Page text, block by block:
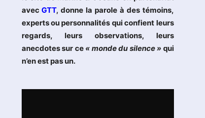
avecGTT, donne la parole à des témoins,
experts ou personnalités qui confient leurs
regards, leurs observations, leurs
anecdotes sur ce « monde du silence » qui
n’en est pas un.